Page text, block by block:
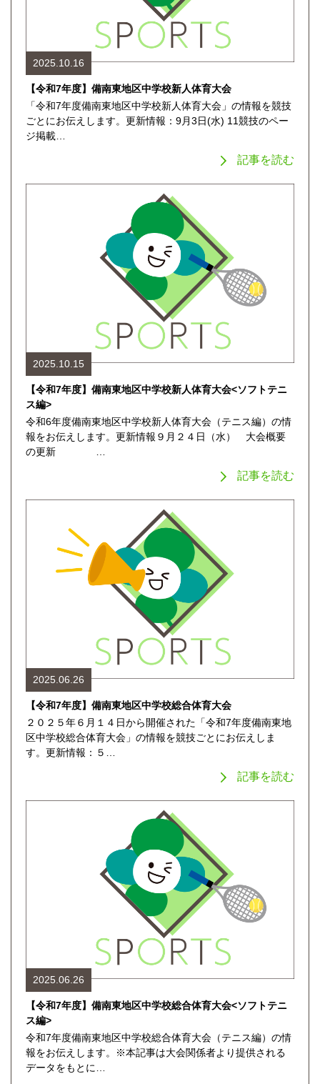
2025.10.16
【令和7年度】備南東地区中学校新人体育大会
「令和7年度備南東地区中学校新人体育大会」の情報を競技
ごとにお伝えします。更新情報：9月3日(水) 11競技のペー
ジ掲載…
記事を読む
2025.10.15
【令和7年度】備南東地区中学校新人体育大会<ソフトテニ
ス編>
令和6年度備南東地区中学校新人体育大会（テニス編）の情
報をお伝えします。更新情報９月２４日（水） 大会概要
の更新 …
記事を読む
2025.06.26
【令和7年度】備南東地区中学校総合体育大会
２０２５年６月１４日から開催された「令和7年度備南東地
区中学校総合体育大会」の情報を競技ごとにお伝えしま
す。更新情報：５…
記事を読む
2025.06.26
【令和7年度】備南東地区中学校総合体育大会<ソフトテニ
ス編>
令和7年度備南東地区中学校総合体育大会（テニス編）の情
報をお伝えします。※本記事は大会関係者より提供される
データをもとに…